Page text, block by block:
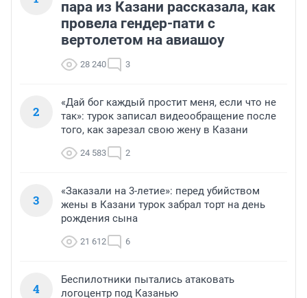
пара из Казани рассказала, как
провела гендер-пати с
вертолетом на авиашоу
28 240 3
2
«Дай бог каждый простит меня, если что не
так»: турок записал видеообращение после
того, как зарезал свою жену в Казани
24 583 2
3
«Заказали на 3-летие»: перед убийством
жены в Казани турок забрал торт на день
рождения сына
21 612 6
4
Беспилотники пытались атаковать
логоцентр под Казанью